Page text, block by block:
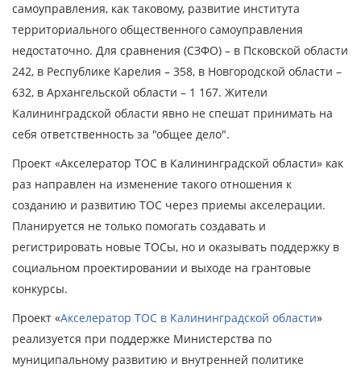
самоуправления, как таковому, развитие института
территориального общественного самоуправления
недостаточно. Для сравнения (СЗФО) – в Псковской области
242, в Республике Карелия – 358, в Новгородской области –
632, в Архангельской области – 1 167. Жители
Калининградской области явно не спешат принимать на
себя ответственность за "общее дело".
Проект «Акселератор ТОС в Калининградской области» как
раз направлен на изменение такого отношения к
созданию и развитию ТОС через приемы акселерации.
Планируется не только помогать создавать и
регистрировать новые ТОСы, но и оказывать поддержку в
социальном проектировании и выходе на грантовые
конкурсы.
Проект «Акселератор ТОС в Калининградской области»
реализуется при поддержке Министерства по
муниципальному развитию и внутренней политике